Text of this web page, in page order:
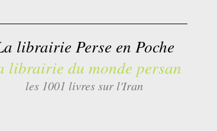
librairie Perse en Poche
librairie du monde persan
les 1001 livres sur l'Iran